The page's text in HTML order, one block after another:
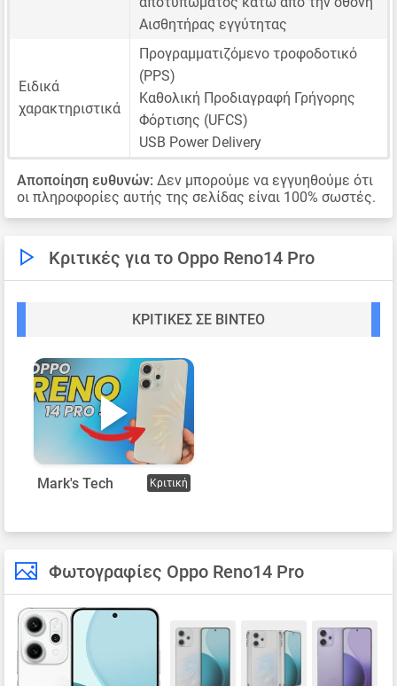
Αισθητήρας εγγύτητας
Ειδικά
χαρακτηριστικά
Προγραμματιζόμενο τροφοδοτικό
(PPS)
Καθολική Προδιαγραφή Γρήγορης
Φόρτισης (UFCS)
USB Power Delivery
Αποποίηση ευθυνών: Δεν μπορούμε να εγγυηθούμε ότι
οι πληροφορίες αυτής της σελίδας είναι 100% σωστές.
Κριτικές για το Oppo Reno14 Pro
ΚΡΙΤΙΚΈΣ ΣΕ ΒΊΝΤΕΟ
Mark's Tech Κριτική
Φωτογραφίες Oppo Reno14 Pro